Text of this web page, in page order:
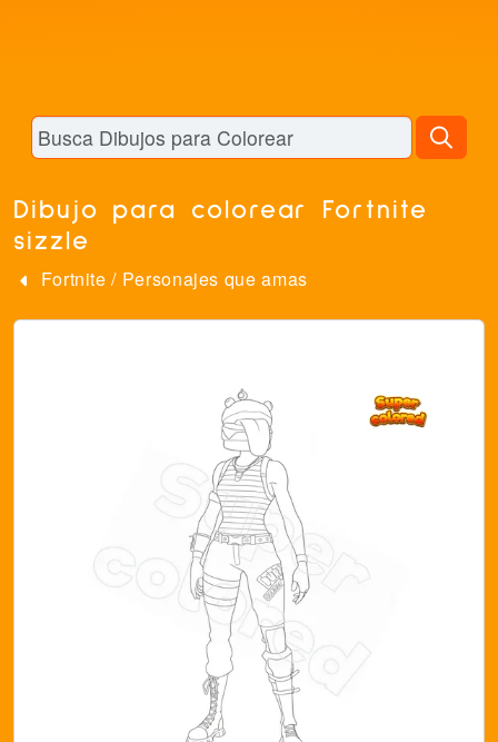
Dibujo para colorear Fortnite
sizzle
Fortnite / Personajes que amas